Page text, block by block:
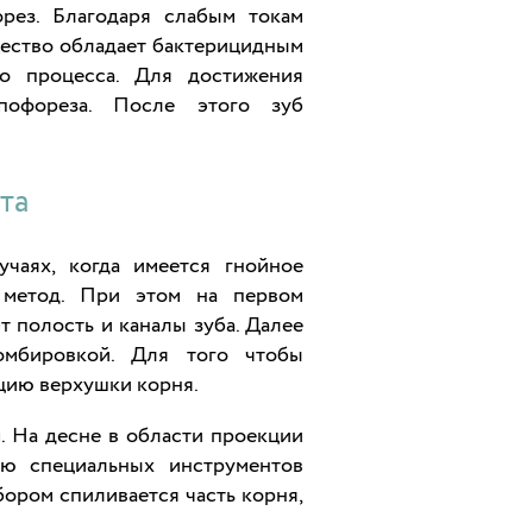
Благодаря слабым токам
обладает бактерицидным
процесса. Для достижения
После этого зуб
когда имеется гнойное
метод. При этом на первом
полость и каналы зуба. Далее
Для того чтобы
верхушки корня.
На десне в области проекции
специальных инструментов
спиливается часть корня,